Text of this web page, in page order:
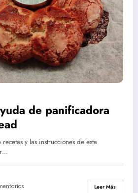
de panificadora
y las instrucciones de esta
Leer Más